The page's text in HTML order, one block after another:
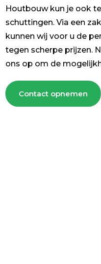
Houtbouw kun je ook
schuttingen. Via een
kunnen wij voor u de
tegen scherpe prijzen.
ons op om de
Contact opnemen